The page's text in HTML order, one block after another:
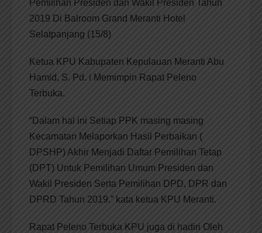
Pemilihan Presiden dan Wakil Presiden Tahun
2019 Di Balroom Grand Meranti Hotel
Selatpanjang (15/8)
Ketua KPU Kabupaten Kepulauan Meranti Abu
Hamid, S. Pd. i Memimpin Rapat Peleno
Terbuka.
“Dalam hal ini Setiap PPK masing masing
Kecamatan Melaporkan Hasil Perbaikan (
DPSHP) Akhir Menjadi Daftar Pemilihan Tetap
(DPT) Untuk Pemilihan Umum Presiden dan
Wakil Presiden Serta Pemilihan DPD, DPR dan
DPRD Tahun 2019.” kata ketua KPU Meranti.
Rapat Peleno Terbuka KPU juga di hadiri Oleh